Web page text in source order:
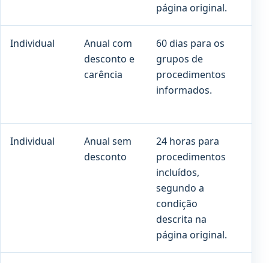
página original.
Individual
Anual com
desconto e
carência
60 dias para os
grupos de
procedimentos
informados.
Individual
Anual sem
desconto
24 horas para
procedimentos
incluídos,
segundo a
condição
descrita na
página original.